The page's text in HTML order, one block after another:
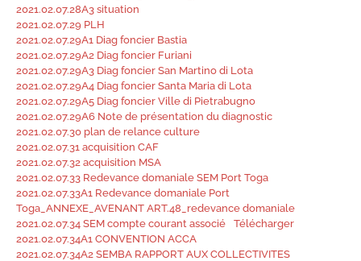
2021.02.07.28A3 situation
2021.02.07.29 PLH
2021.02.07.29A1 Diag foncier Bastia
2021.02.07.29A2 Diag foncier Furiani
2021.02.07.29A3 Diag foncier San Martino di Lota
2021.02.07.29A4 Diag foncier Santa Maria di Lota
2021.02.07.29A5 Diag foncier Ville di Pietrabugno
2021.02.07.29A6 Note de présentation du diagnostic
2021.02.07.30 plan de relance culture
2021.02.07.31 acquisition CAF
2021.02.07.32 acquisition MSA
2021.02.07.33 Redevance domaniale SEM Port Toga
2021.02.07.33A1 Redevance domaniale Port
Toga_ANNEXE_AVENANT ART.48_redevance domaniale
2021.02.07.34 SEM compte courant associé
Télécharger
2021.02.07.34A1 CONVENTION ACCA
2021.02.07.34A2 SEMBA RAPPORT AUX COLLECTIVITES